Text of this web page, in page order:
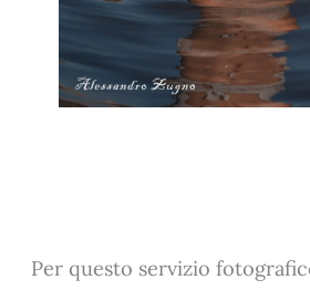
Per questo servizio